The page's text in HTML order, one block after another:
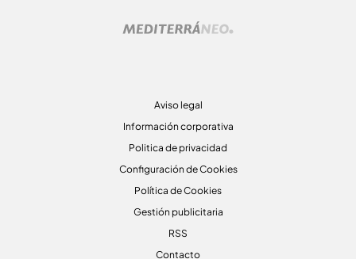
Aviso legal
Información corporativa
Politica de privacidad
Configuración de Cookies
Política de Cookies
Gestión publicitaria
RSS
Contacto